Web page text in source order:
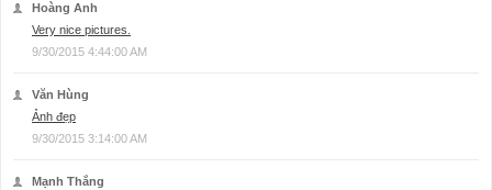
Hoàng Anh
Very nice pictures.
9/30/2015 4:44:00 AM
Văn Hùng
Ảnh đẹp
9/30/2015 3:14:00 AM
Mạnh Thắng